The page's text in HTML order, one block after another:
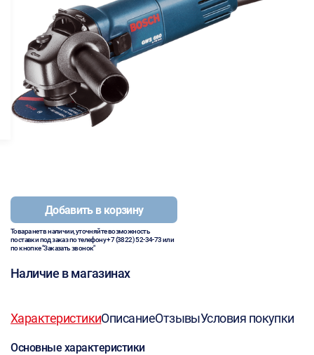
Добавить в корзину
Товара нет в наличии, уточняйте возможность
поставки под заказ по телефону+7 (3822) 52-34-73или
по кнопке "Заказать звонок"
Наличие в магазинах
ХарактеристикиОписаниеОтзывыУсловия покупки
Основные характеристики